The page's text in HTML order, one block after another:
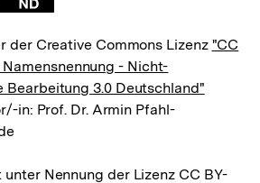
der Creative Commons Lizenz "CC
Namensnennung - Nicht-
Bearbeitung 3.0 Deutschland"
in: Prof. Dr. Armin Pfahl-
Nennung der Lizenz CC BY-